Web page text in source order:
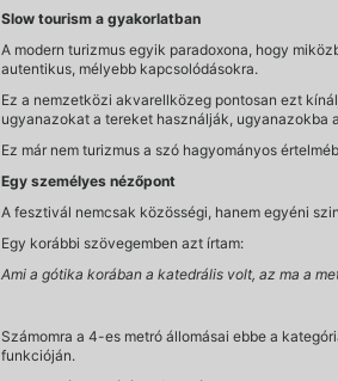
Slow tourism a gyakorlatban
A modern turizmus egyik paradoxona, hogy
autentikus, mélyebb kapcsolódásokra.
Ez a nemzetközi akvarellközeg pontosan ezt
ugyanazokat a tereket használják, ugyanazokba
Ez már nem turizmus a szó hagyományos
Egy személyes nézőpont
A fesztivál nemcsak közösségi, hanem egyéni
Egy korábbi szövegemben azt írtam:
Ami a gótika korában a katedrális volt, az ma a
Számomra a 4-es metró állomásai ebbe a
funkcióján.